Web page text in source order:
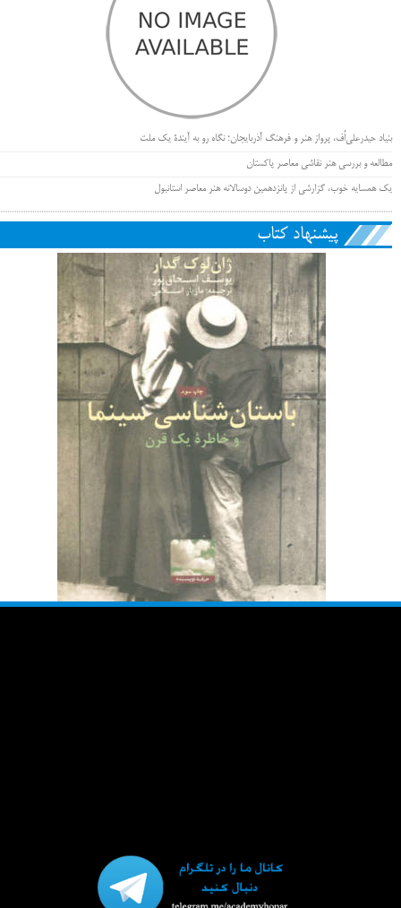
بنیاد حیدرعلی‌اُف، پرواز هنر و فرهنگ آذربایجان؛ نگاه رو به آیندۀ یک ملت
مطالعه و بررسی هنر نقاشی معاصر پاکستان
یک همسایه خوب، گزارشی از پانزدهمین دوسالانه هنر معاصر استانبول
پیشنهاد کتاب